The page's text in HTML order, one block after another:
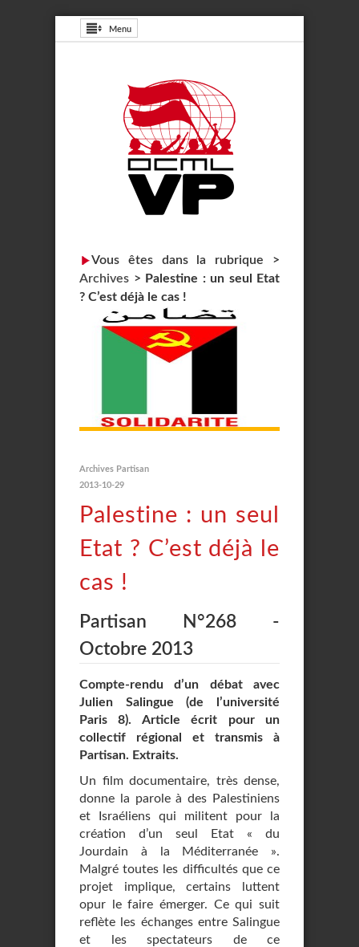
Menu
Vous êtes dans la rubrique >
Archives > Palestine : un seul Etat
? C’est déjà le cas !
Archives Partisan
2013-10-29
Palestine : un seul
Etat ? C’est déjà le
cas !
Partisan N°268 -
Octobre 2013
Compte-rendu d’un débat avec
Julien Salingue (de l’université
Paris 8). Article écrit pour un
collectif régional et transmis à
Partisan. Extraits.
Un film documentaire, très dense,
donne la parole à des Palestiniens
et Israéliens qui militent pour la
création d’un seul Etat « du
Jourdain à la Méditerranée ».
Malgré toutes les difficultés que ce
projet implique, certains luttent
opur le faire émerger. Ce qui suit
reflète les échanges entre Salingue
et les spectateurs de ce